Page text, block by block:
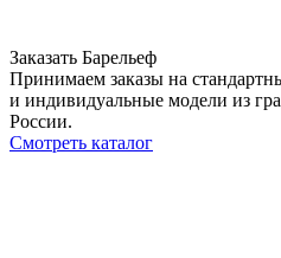
Заказать Барельеф
Принимаем заказы на
и индивидуальные модели из
России.
Смотреть каталог